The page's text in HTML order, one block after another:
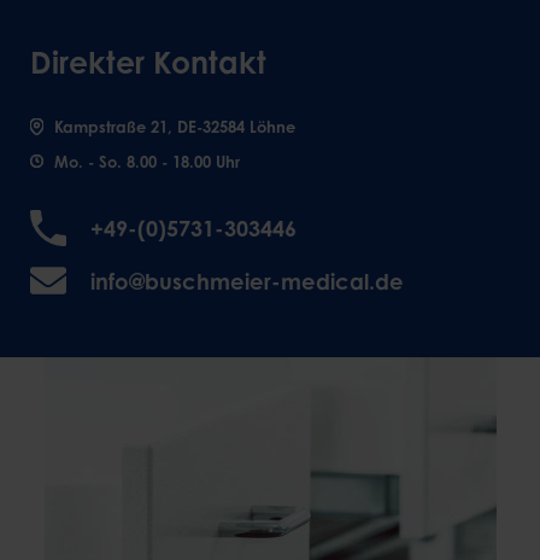
Direkter Kontakt
Kampstraße 21, DE-32584 Löhne
Mo. - So. 8.00 - 18.00 Uhr
+49-(0)5731-303446
info@buschmeier-medical.de